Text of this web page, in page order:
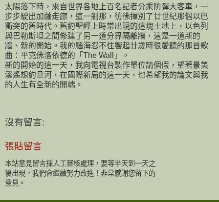
太陽落下時，來自世界各地上百名記者分乘防彈大客車，一
步步駛出加薩走廊，這一剎那，彷彿揮別了廿世紀那個以巴
衝突的舊時代。舊約聖經上時常出現的這塊土地上，以色列
與巴勒斯坦之間修建了另一道分界隔離牆，這是一道新的
牆、新的開始。我的腦海忍不住響起廿歲時很愛聽的那首歌
曲：平克佛洛依德的「The Wall」。
新的開始的這一天，我向電視台製作單位請個假，望著景美
溪遙想約旦河，在國際新局的這一天，也希望我的論文與我
的人生有全新的開端。
沒有留言:
張貼留言
本站意見留言採人工審核處理，要等半天到一天之
後出現，我們會繼續努力改進！非常感謝您留下的
意見。